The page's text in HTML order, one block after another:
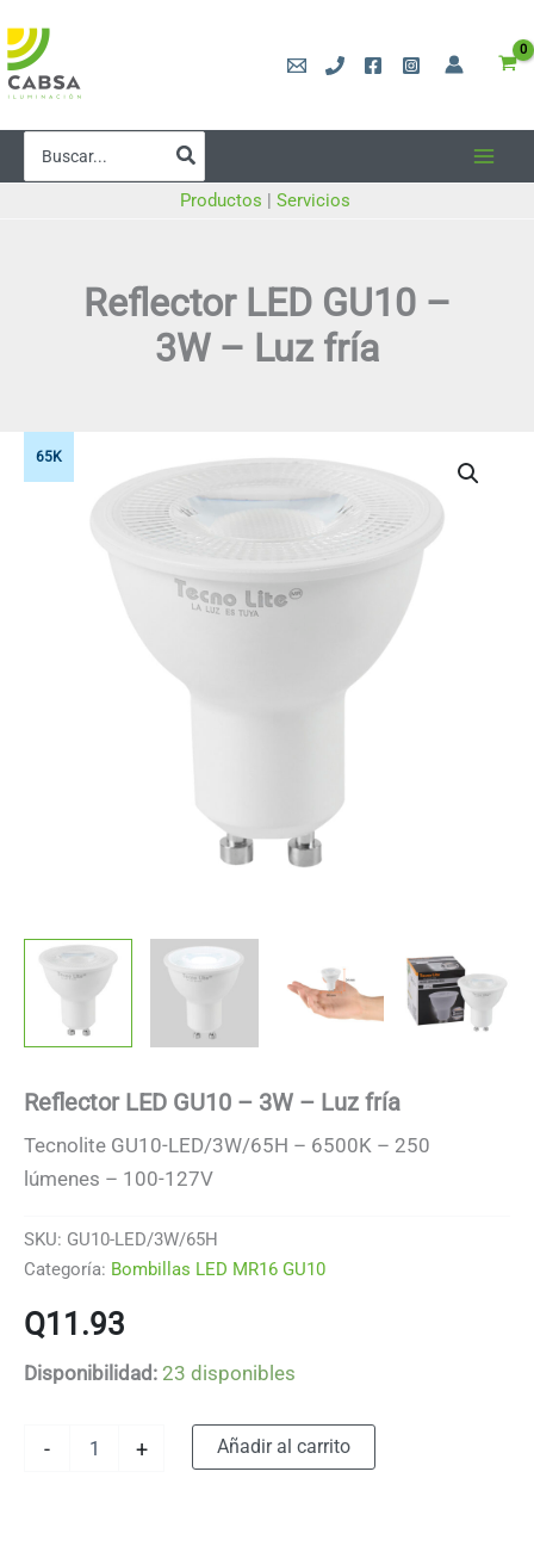
al
contenido
por:
Productos | Servicios
Reflector LED GU10 –
3W – Luz fría
65K
Reflector LED GU10 – 3W – Luz fría
Tecnolite GU10-LED/3W/65H – 6500K – 250
lúmenes – 100-127V
SKU: GU10-LED/3W/65H
Categoría: Bombillas LED MR16 GU10
Q11.93
Disponibilidad: 23 disponibles
- + Añadir al carrito